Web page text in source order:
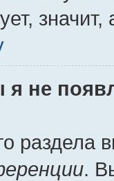
я не
.